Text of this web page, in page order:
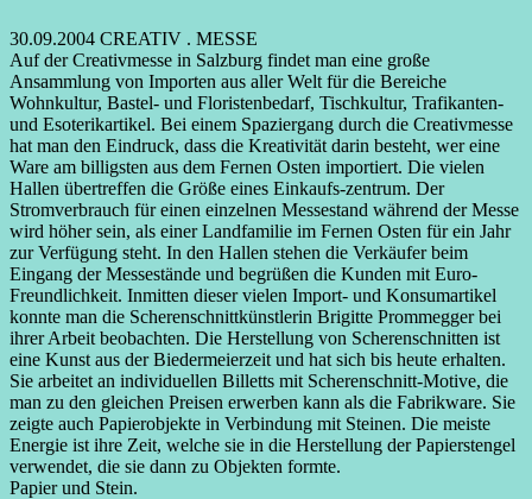
30.09.2004 CREATIV . MESSE
Auf der Creativmesse in Salzburg findet man eine große
Ansammlung von Importen aus aller Welt für die Bereiche
Wohnkultur, Bastel- und Floristenbedarf, Tischkultur, Trafikanten-
und Esoterikartikel. Bei einem Spaziergang durch die Creativmesse
hat man den Eindruck, dass die Kreativität darin besteht, wer eine
Ware am billigsten aus dem Fernen Osten importiert. Die vielen
Hallen übertreffen die Größe eines Einkaufs-zentrum. Der
Stromverbrauch für einen einzelnen Messestand während der Messe
wird höher sein, als einer Landfamilie im Fernen Osten für ein Jahr
zur Verfügung steht. In den Hallen stehen die Verkäufer beim
Eingang der Messestände und begrüßen die Kunden mit Euro-
Freundlichkeit. Inmitten dieser vielen Import- und Konsumartikel
konnte man die Scherenschnittkünstlerin Brigitte Prommegger bei
ihrer Arbeit beobachten. Die Herstellung von Scherenschnitten ist
eine Kunst aus der Biedermeierzeit und hat sich bis heute erhalten.
Sie arbeitet an individuellen Billetts mit Scherenschnitt-Motive, die
man zu den gleichen Preisen erwerben kann als die Fabrikware. Sie
zeigte auch Papierobjekte in Verbindung mit Steinen. Die meiste
Energie ist ihre Zeit, welche sie in die Herstellung der Papierstengel
verwendet, die sie dann zu Objekten formte.
Papier und Stein.